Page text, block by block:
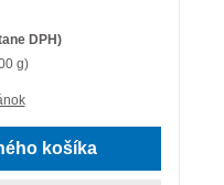
DPH)
g)
košíka